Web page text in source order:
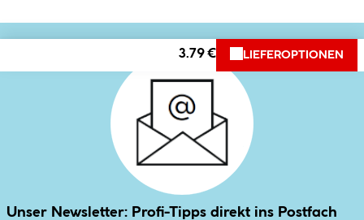
3.79 € LIEFEROPTIONEN
Unser Newsletter: Profi-Tipps direkt ins Postfach